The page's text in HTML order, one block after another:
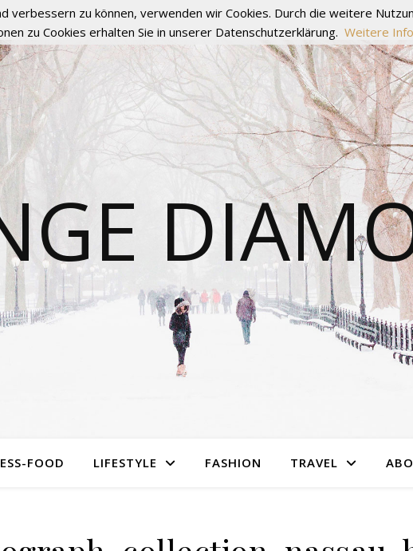
FOOD LIFESTYLE FASHION TRAVEL
verbessern zu können, verwenden wir Cookies. Durch die weitere
zu Cookies erhalten Sie in unserer Datenschutzerklärung. Weitere